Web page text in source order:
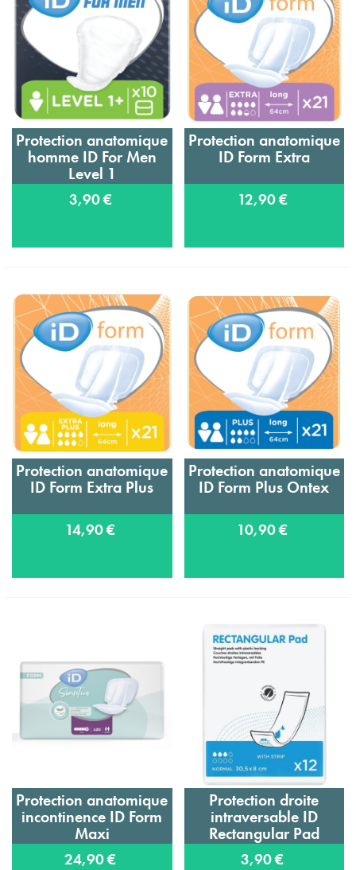
Protection anatomique
homme ID For Men
Level 1
3,90 €
Protection anatomique
ID Form Extra
12,90 €
Protection anatomique
ID Form Extra Plus
14,90 €
Protection anatomique
ID Form Plus Ontex
10,90 €
Protection anatomique
incontinence ID Form
Maxi
24,90 €
Protection droite
intraversable ID
Rectangular Pad
Normal
3,90 €